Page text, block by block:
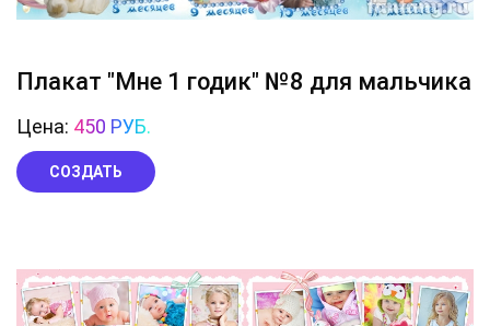
Плакат "Мне 1 годик" №8 для мальчика
Цена: 450 РУБ.
СОЗДАТЬ